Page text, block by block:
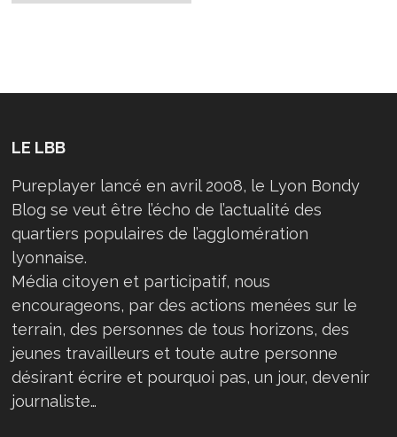
LE LBB
Pureplayer lancé en avril 2008, le Lyon Bondy
Blog se veut être l’écho de l’actualité des
quartiers populaires de l’agglomération
lyonnaise.
Média citoyen et participatif, nous
encourageons, par des actions menées sur le
terrain, des personnes de tous horizons, des
jeunes travailleurs et toute autre personne
désirant écrire et pourquoi pas, un jour, devenir
journaliste…